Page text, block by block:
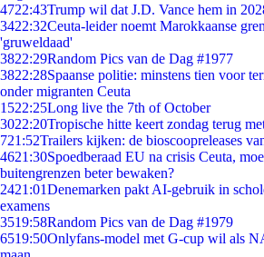
4722:43Trump wil dat J.D. Vance hem in
3422:32Ceuta-leider noemt Marokkaanse
'gruweldaad'
3822:29Random Pics van de Dag #1977
3822:28Spaanse politie: minstens tien voor
onder migranten Ceuta
1522:25Long live the 7th of October
3022:20Tropische hitte keert zondag terug
721:52Trailers kijken: de bioscoopreleases
4621:30Spoedberaad EU na crisis Ceuta,
buitengrenzen beter bewaken?
2421:01Denemarken pakt AI-gebruik in
examens
3519:58Random Pics van de Dag #1979
6519:50Onlyfans-model met G-cup wil als